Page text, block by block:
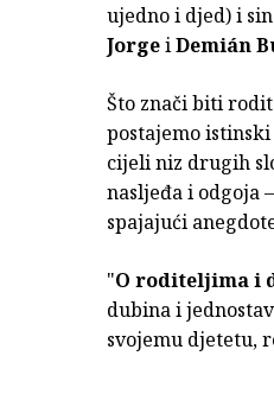
ujedno i djed) i
JorgeiDemián
Što znači biti
postajemo istinski
cijeli niz drugih
nasljeđa i odgoja
spajajući
"O roditeljima i
dubina i
svojemu djetetu,